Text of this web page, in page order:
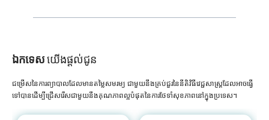
ឯកទេសយើងផ្តល់ជូន
ជម្រើសនៃការព្យាបាលដែលមានតម្លៃសមរម្យ ជាមួយនឹងគ្រប់ជួរនៃនីតិវិធីវេជ្ជសាស្រ្តដែលអាចធ្វើ
ទៅបានដើម្បីជ្រើសរើសជាមួយនឹងគុណភាពល្អបំផុតនៃការថែទាំសុខភាពនៅក្នុងប្រទេស។